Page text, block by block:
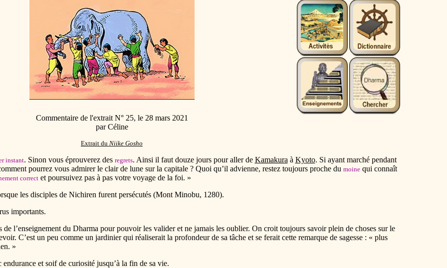
Commentaire de l'extrait N° 25, le 28 mars 2021
par Céline
Extrait du Niike Gosho
instant. Sinon vous éprouverez des regrets. Ainsi il faut douze jours pour aller de Kamakura à Kyoto. Si ayant marché pendant
pourrez vous admirer le clair de lune sur la capitale ? Quoi qu’il advienne, restez toujours proche du moinequi connaît
correctet poursuivez pas à pas votre voyage de la foi. »
les disciples de Nichiren furent persécutés (Mont Minobu, 1280).
importants.
de l’enseignement du Dharma pour pouvoir les valider et ne jamais les oublier. On croit toujours savoir plein de choses sur le
C’est un peu comme un jardinier qui réaliserait la profondeur de sa tâche et se ferait cette remarque de sagesse : « plus
»
et soif de curiosité jusqu’à la fin de sa vie.